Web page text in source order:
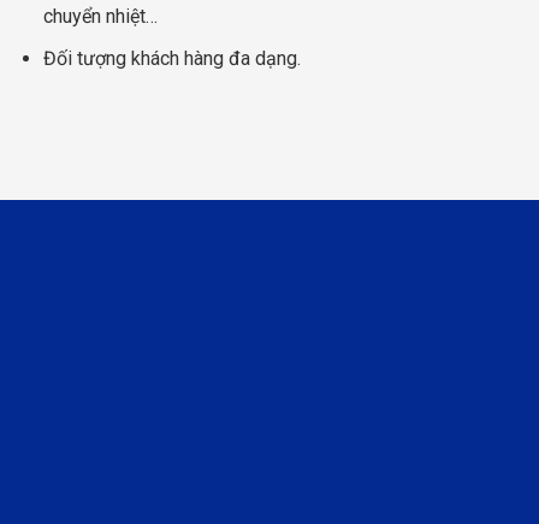
chuyển nhiệt…
Đối tượng khách hàng đa dạng.